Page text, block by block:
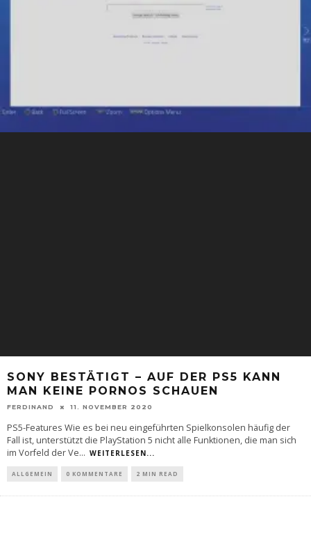
SONY BESTÄTIGT – AUF DER PS5 KANN
MAN KEINE PORNOS SCHAUEN
FERDINAND 11. NOVEMBER 2020
PS5-Features Wie es bei neu eingeführten Spielkonsolen häufig der
Fall ist, unterstützt die PlayStation 5 nicht alle Funktionen, die man sich
im Vorfeld der Ve... WEITERLESEN...
ALLGEMEIN 0 KOMMENTARE 2 MIN READ